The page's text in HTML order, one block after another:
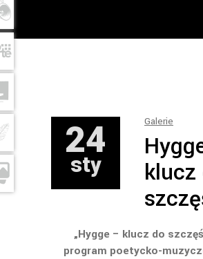
24
sty
Galerie
klucz
„Hygge – klucz do
program poetycko-